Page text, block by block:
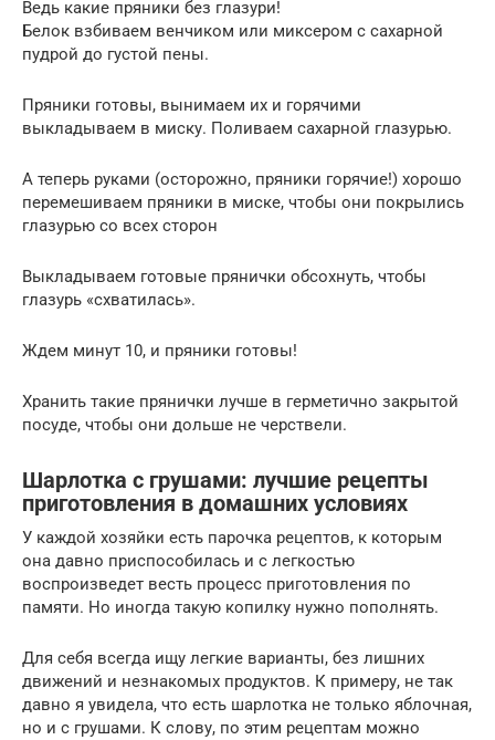
Ведь какие пряники без глазури!
Белок взбиваем венчиком или миксером с сахарной
пудрой до густой пены.
Пряники готовы, вынимаем их и горячими
выкладываем в миску. Поливаем сахарной глазурью.
А теперь руками (осторожно, пряники горячие!) хорошо
перемешиваем пряники в миске, чтобы они покрылись
глазурью со всех сторон
Выкладываем готовые прянички обсохнуть, чтобы
глазурь «схватилась».
Ждем минут 10, и пряники готовы!
Хранить такие прянички лучше в герметично закрытой
посуде, чтобы они дольше не черствели.
Шарлотка с грушами: лучшие рецепты
приготовления в домашних условиях
У каждой хозяйки есть парочка рецептов, к которым
она давно приспособилась и с легкостью
воспроизведет весть процесс приготовления по
памяти. Но иногда такую копилку нужно пополнять.
Для себя всегда ищу легкие варианты, без лишних
движений и незнакомых продуктов. К примеру, не так
давно я увидела, что есть шарлотка не только яблочная,
но и с грушами. К слову, по этим рецептам можно